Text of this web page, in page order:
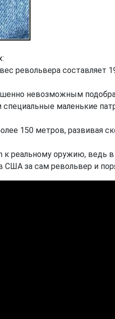
револьвера составляет
невозможным
маленькие
150 метров, развивая
к реальному оружию,
США за сам револьвер и